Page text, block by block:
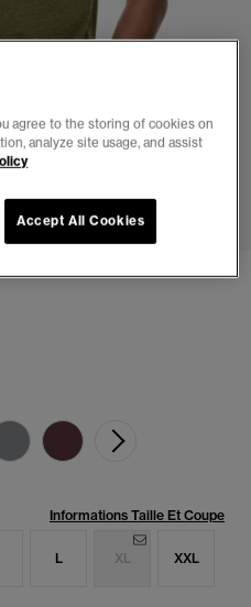
Informations Taille Et Coupe
L XL XXL
agree to the storing of cookies on
analyze site usage, and assist
Accept All Cookies